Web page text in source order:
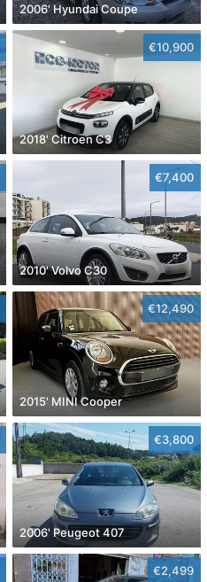
2006' Hyundai Coupe
€10,900
2018' Citroen C3
€7,400
2010' Volvo C30
€12,490
2015' MINI Cooper
€3,800
2006' Peugeot 407
€2,499